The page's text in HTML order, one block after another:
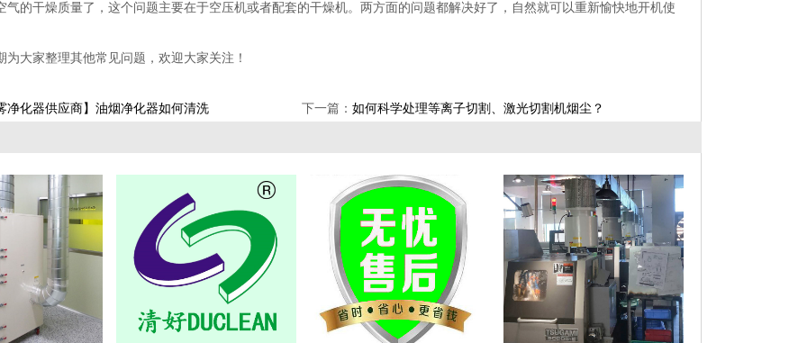
气的干燥质量了，这个问题主要在于空压机或者配套的干燥机。两方面的问题都解决好了，自然就可以重新愉快地开机使
为大家整理其他常见问题，欢迎大家关注！
净化器供应商】油烟净化器如何清洗 下一篇： 如何科学处理等离子切割、激光切割机烟尘？